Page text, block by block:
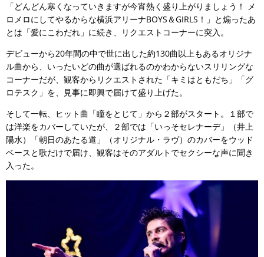
「どんどん寒くなっていきますが今宵熱く盛り上がりましょう！ メ
ロメロにしてやるからな横浜アリーナBOYS＆GIRLS！」と煽ったあ
とは「愛にこわだれ」に続き、リクエストコーナーに突入。
デビューから20年間の中で世に出した約130曲以上もあるオリジナ
ル曲から、いったいどの曲が選ばれるのかわからないスリリングな
コーナーだが、観客からリクエストされた「キミはともだち」「グ
ロテスク」を、見事に即興で届けて盛り上げた。
そして一転、ヒット曲「瞳をとじて」から２部がスタート。１部で
は洋楽をカバーしていたが、２部では「いっそセレナーデ」（井上
陽水）「朝日のあたる道」（オリジナル・ラヴ）のカバーをウッド
ベースと歌だけで届け、観客はそのアダルトでセクシーな声に聞き
入った。